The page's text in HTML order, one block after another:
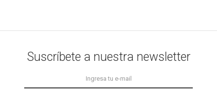
Suscríbete a nuestra newsletter